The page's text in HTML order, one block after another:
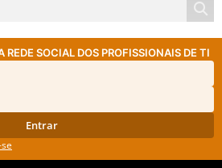
REDE SOCIAL DOS PROFISSIONAIS DE TI
Entrar